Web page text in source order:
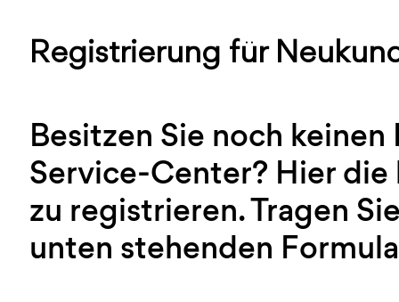
Registrierung für
Besitzen Sie noch
Service-Center? Hier
zu registrieren. Tragen
unten stehenden